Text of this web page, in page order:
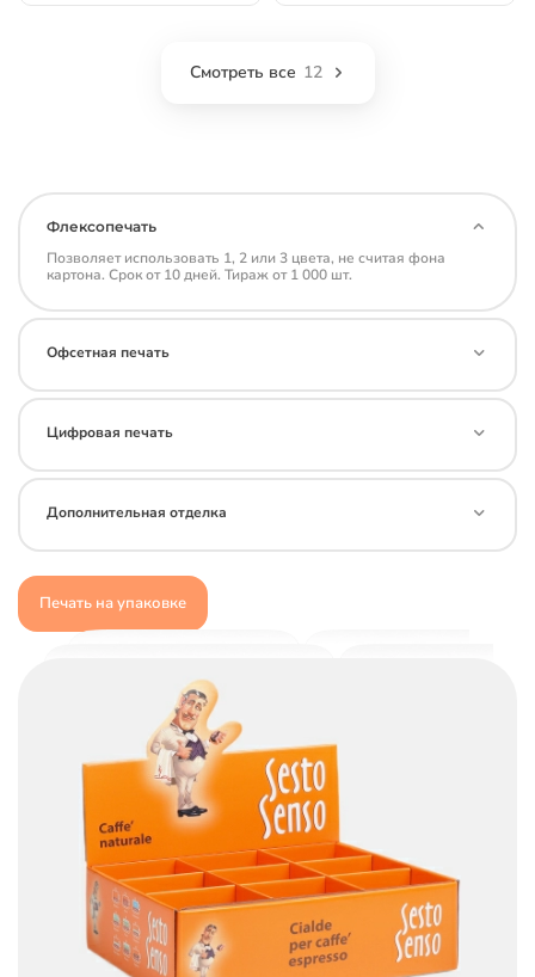
Смотреть все 12
Флексопечать
Позволяет использовать 1, 2 или 3 цвета, не считая фона
картона. Срок от 10 дней. Тираж от 1 000 шт.
Офсетная печать
Цифровая печать
Дополнительная отделка
Печать на упаковке